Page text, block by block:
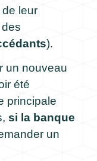
leur
).
un nouveau
été
principale
si la banque
un